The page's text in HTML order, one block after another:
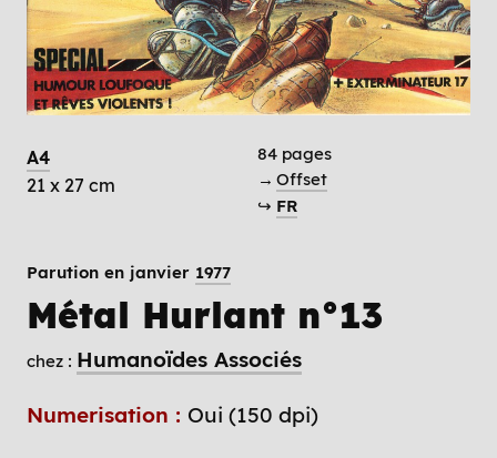
A4
21 x 27 cm
84 pages
→ Offset
↪ FR
Parution en janvier 1977
Métal Hurlant n°13
chez : Humanoïdes Associés
Numerisation : Oui (150 dpi)